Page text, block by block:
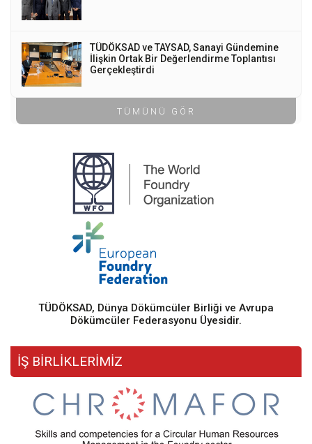
TÜDÖKSAD ve TAYSAD, Sanayi Gündemine
İlişkin Ortak Bir Değerlendirme Toplantısı
Gerçekleştirdi
TÜMÜNÜ GÖR
TÜDÖKSAD, Dünya Dökümcüler Birliği ve Avrupa
Dökümcüler Federasyonu Üyesidir.
İŞ BİRLİKLERİMİZ